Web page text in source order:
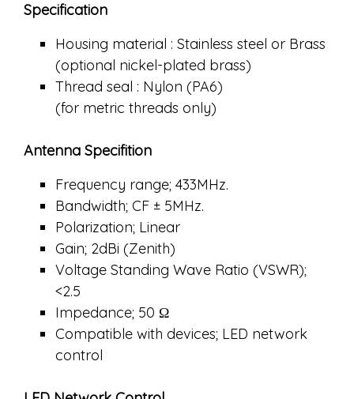
Specification
Housing material : Stainless steel or Brass
(optional nickel-plated brass)
Thread seal : Nylon (PA6)
(for metric threads only)
Antenna Specifition
Frequency range; 433MHz.
Bandwidth; CF ± 5MHz.
Polarization; Linear
Gain; 2dBi (Zenith)
Voltage Standing Wave Ratio (VSWR);
<2.5
Impedance; 50 Ω
Compatible with devices; LED network
control